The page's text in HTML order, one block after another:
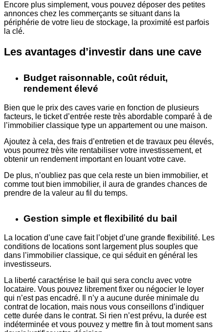
Encore plus simplement, vous pouvez déposer des petites
annonces chez les commerçants se situant dans la
périphérie de votre lieu de stockage, la proximité est parfois
la clé.
Les avantages d’investir dans une cave
Budget raisonnable, coût réduit,
rendement élevé
Bien que le prix des caves varie en fonction de plusieurs
facteurs, le ticket d’entrée reste très abordable comparé à de
l’immobilier classique type un appartement ou une maison.
Ajoutez à cela, des frais d’entretien et de travaux peu élevés,
vous pourrez très vite rentabiliser votre investissement, et
obtenir un rendement important en louant votre cave.
De plus, n’oubliez pas que cela reste un bien immobilier, et
comme tout bien immobilier, il aura de grandes chances de
prendre de la valeur au fil du temps.
Gestion simple et flexibilité du bail
La location d’une cave fait l’objet d’une grande flexibilité. Les
conditions de locations sont largement plus souples que
dans l’immobilier classique, ce qui séduit en général les
investisseurs.
La liberté caractérise le bail qui sera conclu avec votre
locataire. Vous pouvez librement fixer ou négocier le loyer
qui n’est pas encadré. Il n’y a aucune durée minimale du
contrat de location, mais nous vous conseillons d’indiquer
cette durée dans le contrat. Si rien n’est prévu, la durée est
indéterminée et vous pouvez y mettre fin à tout moment sans